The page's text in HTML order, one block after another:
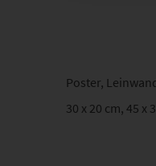
Poster,
30 x 20 cm, 45 x